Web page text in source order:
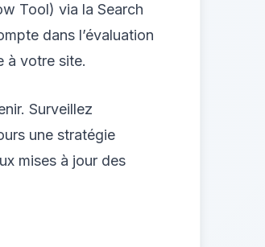
Tool) via la Search
dans l’évaluation
à votre site.
Surveillez
une stratégie
mises à jour des